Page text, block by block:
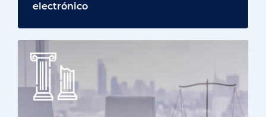
electrónico